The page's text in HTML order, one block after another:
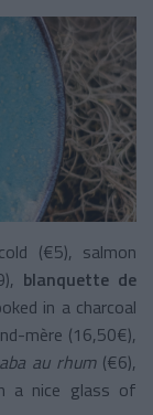
(€5), salmon
blanquette de
in a charcoal
mère (16,50€),
au rhum(€6),
a nice glass of